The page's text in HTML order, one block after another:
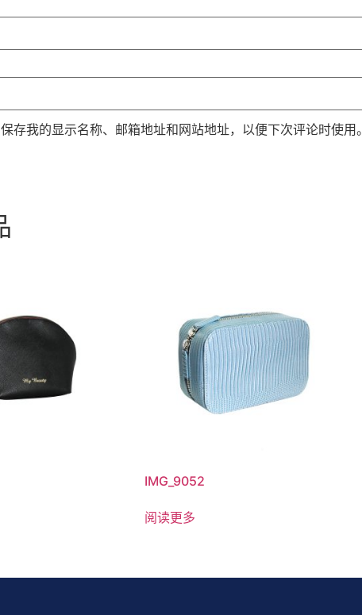
存我的显示名称、邮箱地址和网站地址，以便下次评论时使用。
IMG_9052
阅读更多